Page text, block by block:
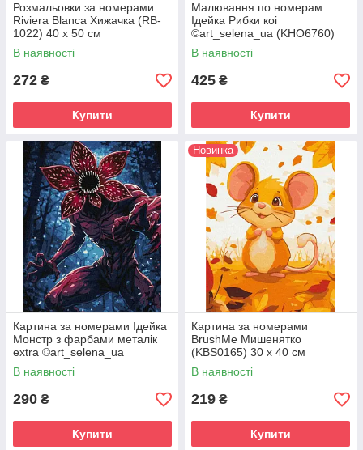
Розмальовки за номерами
Riviera Blanca Хижачка (RB-
1022) 40 х 50 см
В наявності
272 ₴
Купити
Малювання по номерам
Ідейка Рибки коі
©art_selena_ua (KHO6760)
40 х 80 см
В наявності
425 ₴
Купити
Картина за номерами Ідейка
Монстр з фарбами металік
extra ©art_selena_ua
(KHO5223) 40 х 50 см
В наявності
290 ₴
Купити
Новинка
Картина за номерами
BrushMe Мишенятко
(KBS0165) 30 х 40 см
В наявності
219 ₴
Купити